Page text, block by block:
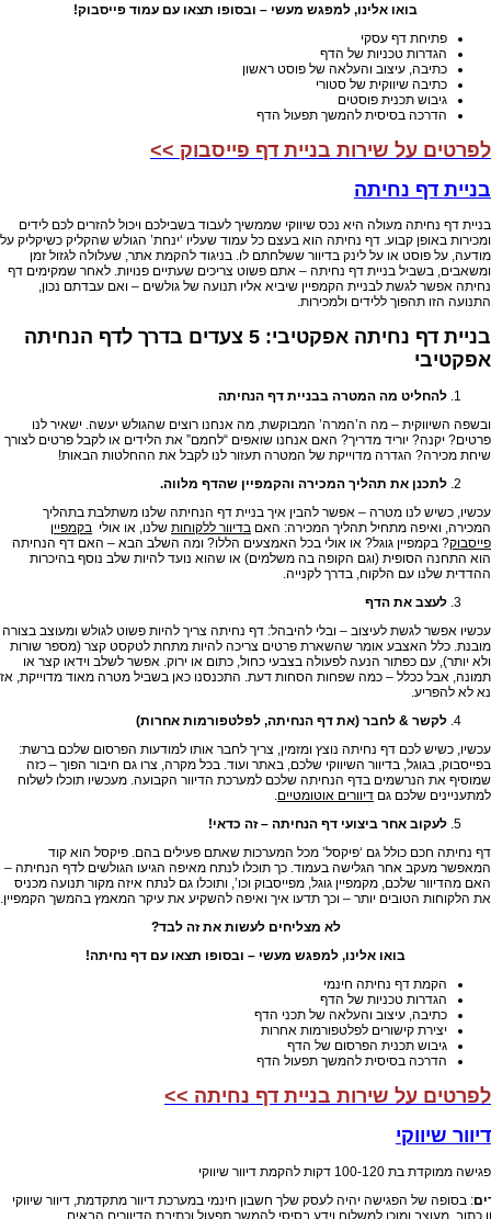
בואו אלינו, למפגש מעשי – ובסופו תצאו עם עמוד פייסבוק!
פתיחת דף עסקי
הגדרות טכניות של הדף
כתיבה, עיצוב והעלאה של פוסט ראשון
כתיבה שיווקית של סטורי
גיבוש תכנית פוסטים
הדרכה בסיסית להמשך תפעול הדף
לפרטים על שירות בניית דף פייסבוק >>
בניית דף נחיתה
בניית דף נחיתה מעולה היא נכס שיווקי שממשיך לעבוד בשבילכם ויכול להזרים לכם לידים
ומכירות באופן קבוע. דף נחיתה הוא בעצם כל עמוד שעליו ‘ינחת’ הגולש שהקליק כשיקליק על
מודעה, על פוסט או על לינק בדיוור ששלחתם לו. בניגוד להקמת אתר, שעלולה לגזול זמן
ומשאבים, בשביל בניית דף נחיתה – אתם פשוט צריכים שעתיים פנויות. לאחר שמקימים דף
נחיתה אפשר לגשת לבניית הקמפיין שיביא אליו תנועה של גולשים – ואם עבדתם נכון,
התנועה הזו תהפוך ללידים ולמכירות.
בניית דף נחיתה אפקטיבי:
5 צעדים בדרך לדף הנחיתה
אפקטיבי
להחליט מה המטרה בבניית דף הנחיתה
ובשפה השיווקית – מה ה’המרה’ המבוקשת, מה אנחנו רוצים שהגולש יעשה. ישאיר לנו
פרטים? יקנה? יוריד מדריך? האם אנחנו שואפים “לחמם” את הלידים או לקבל פרטים לצורך
שיחת מכירה? הגדרה מדוייקת של המטרה תעזור לנו לקבל את ההחלטות הבאות!
לתכנן את תהליך המכירה והקמפיין שהדף מלווה.
עכשיו, כשיש לנו מטרה – אפשר להבין איך בניית דף הנחיתה שלנו משתלבת בתהליך
המכירה, ואיפה מתחיל תהליך המכירה: האם בדיוור ללקוחות שלנו, או אולי בקמפיין
פייסבוק? בקמפיין גוגל? או אולי בכל האמצעים הללו? ומה השלב הבא – האם דף הנחיתה
הוא התחנה הסופית (וגם הקופה בה משלמים) או שהוא נועד להיות שלב נוסף בהיכרות
ההדדית שלנו עם הלקוח, בדרך לקנייה.
לעצב את הדף
עכשיו אפשר לגשת לעיצוב – ובלי להיבהל: דף נחיתה צריך להיות פשוט לגולש ומעוצב בצורה
מובנת. כלל האצבע אומר שהשארת פרטים צריכה להיות מתחת לטקסט קצר (מספר שורות
ולא יותר), עם כפתור הנעה לפעולה בצבעי כחול, כתום או ירוק. אפשר לשלב וידאו קצר או
תמונה, אבל ככלל – כמה שפחות הסחות דעת. התכנסנו כאן בשביל מטרה מאוד מדוייקת, אז
נא לא להפריע.
לקשר & לחבר (את דף הנחיתה, לפלטפורמות אחרות)
עכשיו, כשיש לכם דף נחיתה נוצץ ומזמין, צריך לחבר אותו למודעות הפרסום שלכם ברשת:
בפייסבוק, בגוגל, בדיוור השיווקי שלכם, באתר ועוד. בכל מקרה, צרו גם חיבור הפוך – כזה
שמוסיף את הנרשמים בדף הנחיתה שלכם למערכת הדיוור הקבועה. מעכשיו תוכלו לשלוח
למתעניינים שלכם גם דיוורים אוטומטיים.
לעקוב אחר ביצועי דף הנחיתה – זה כדאי!
דף נחיתה חכם כולל גם ‘פיקסל’ מכל המערכות שאתם פעילים בהם. פיקסל הוא קוד
המאפשר מעקב אחר הגלישה בעמוד. כך תוכלו לנתח מאיפה הגיעו הגולשים לדף הנחיתה –
האם מהדיוור שלכם, מקמפיין גוגל, מפייסבוק וכו’, ותוכלו גם לנתח איזה מקור תנועה מכניס
את הלקוחות הטובים יותר – וכך תדעו איך ואיפה להשקיע את עיקר המאמץ בהמשך הקמפיין.
לא מצליחים לעשות את זה לבד?
בואו אלינו, למפגש מעשי – ובסופו תצאו עם דף נחיתה!
הקמת דף נחיתה חינמי
הגדרות טכניות של הדף
כתיבה, עיצוב והעלאה של תכני הדף
יצירת קישורים לפלטפורמות אחרות
גיבוש תכנית הפרסום של הדף
הדרכה בסיסית להמשך תפעול הדף
לפרטים על שירות בניית דף נחיתה >>
דיוור שיווקי
פגישה ממוקדת בת 100-120 דקות להקמת דיוור שיווקי
: בסופה של הפגישה יהיה לעסק שלך חשבון חינמי במערכת דיוור מתקדמת, דיוור שיווקי
כתוב, מעוצב ומוכן למשלוח וידע בסיסי להמשך תפעול וכתיבת הדיוורים הבאים.